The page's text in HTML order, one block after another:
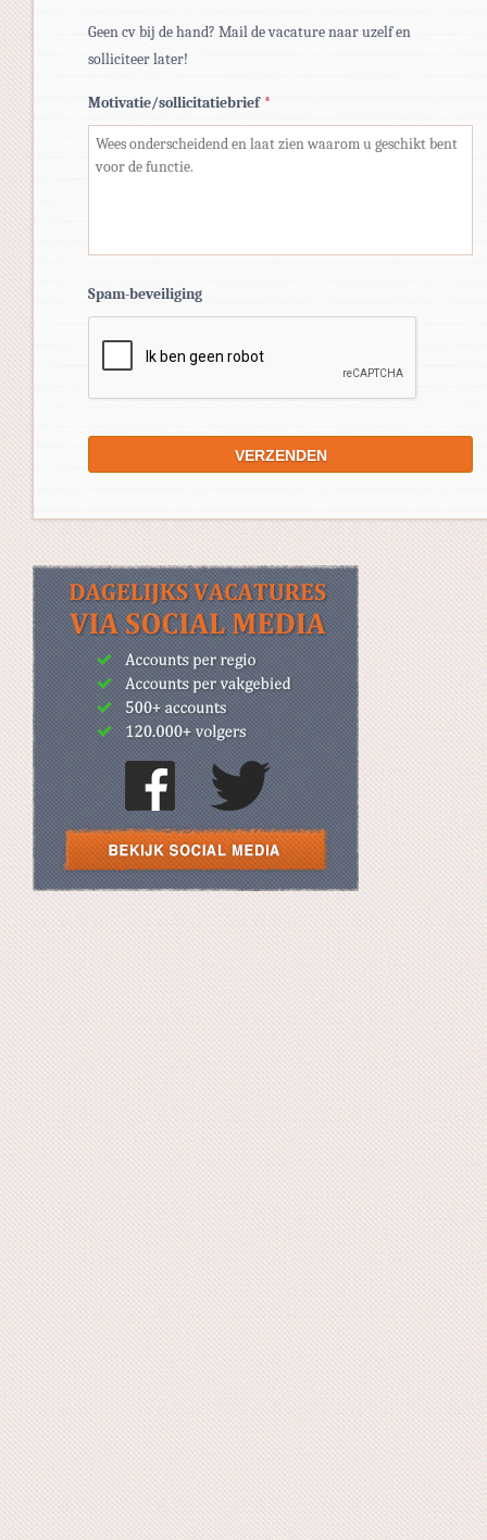
Geen cv bij de hand? Mail de vacature naar uzelf en
solliciteer later!
Motivatie/sollicitatiebrief *
Spam-beveiliging